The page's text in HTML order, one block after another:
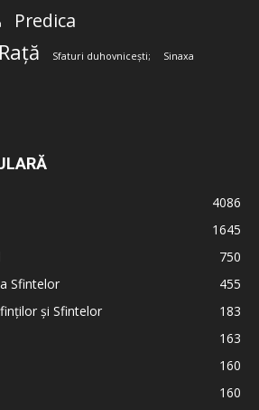
Predica
Sfaturi duhovnicești; Sinaxa
4086
1645
750
Sfintelor
455
și Sfintelor
183
163
160
160